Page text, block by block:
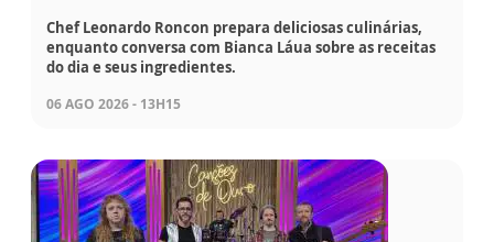
Chef Leonardo Roncon prepara deliciosas culinárias,
enquanto conversa com Bianca Láua sobre as receitas
do dia e seus ingredientes.
06 AGO 2026 - 13H15